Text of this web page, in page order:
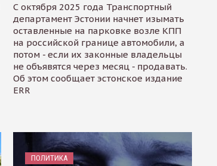
С октября 2025 года Транспортный
департамент Эстонии начнет изымать
оставленные на парковке возле КПП
на российской границе автомобили, а
потом - если их законные владельцы
не объявятся через месяц - продавать.
Об этом сообщает эстонское издание
ERR
ПОЛИТИКА